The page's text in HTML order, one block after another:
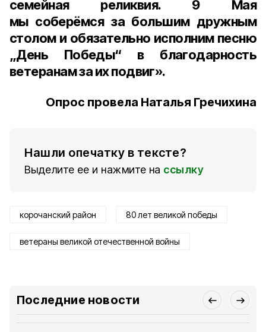
семейная реликвия. 9 Мая
мы соберёмся за большим дружным
столом и обязательно исполним песню
„День Победы“ в благодарность
ветеранам за их подвиг».
Опрос провела Наталья Гречихина
Нашли опечатку в тексте?
Выделите ее и нажмите на ссылку
корочанский район 80 лет великой победы
ветераны великой отечественной войны
Последние новости